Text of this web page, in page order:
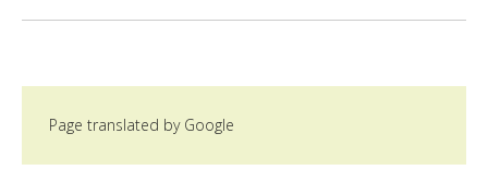
Page translated by Google